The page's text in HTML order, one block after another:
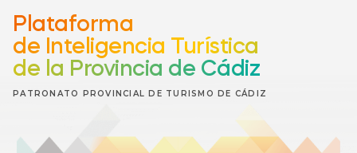
Plataforma
de Inteligencia Turística
de la Provincia de Cádiz
PATRONATO PROVINCIAL DE TURISMO DE CÁDIZ